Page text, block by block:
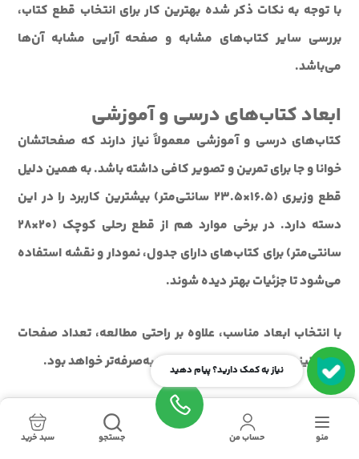
با توجه به نکات ذکر شده بهترين کار براي انتخاب قطع کتاب،
بررسي ساير کتاب‌هاي مشابه و صفحه آرايي مشابه آن‌ها
مي‌باشد.
ابعاد کتاب‌های درسی و آموزشی
کتاب‌های درسی و آموزشی معمولاً نیاز دارند که صفحاتشان
خوانا و جا برای تمرین و تصویر کافی داشته باشد. به همین دلیل
قطع وزیری (۱۶.۵×۲۳.۵ سانتی‌متر) بیشترین کاربرد را در این
دسته دارد. در برخی موارد هم از قطع رحلی کوچک (۲۰×۲۸
سانتی‌متر) برای کتاب‌های دارای جدول، نمودار و نقشه استفاده
می‌شود تا جزئیات بهتر دیده شوند.
با انتخاب ابعاد مناسب، علاوه بر راحتی مطالعه، تعداد صفحات
کتاب نیز بهینه می‌شود و چاپ مقرون‌به‌صرفه‌تر خواهد بود.
کدام قطع برای رمان یا شعر بهتر است؟
برای کتاب‌های داستانی و شعر، اندازه قطع کتاب وزیری، رقعی یا
نیاز به کمک دارید؟ پیام دهید
منو حساب من جستجو سبد خرید